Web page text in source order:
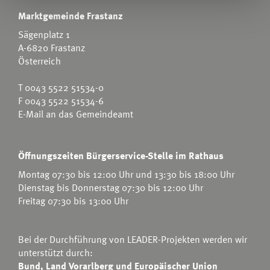
Marktgemeinde Frastanz
Sägenplatz 1
A-6820 Frastanz
Österreich
T0043 5522 51534-0
F 0043 5522 51534-6
E-Mail an das Gemeindeamt
Öffnungszeiten Bürgerservice-Stelle im Rathaus
Montag 07:30 bis 12:00 Uhr und 13:30 bis 18:00 Uhr
Dienstag bis Donnerstag 07:30 bis 12:00 Uhr
Freitag 07:30 bis 13:00 Uhr
Bei der Durchführung von LEADER-Projekten werden wir
unterstützt durch:
Bund, Land Vorarlberg und Europäischer Union